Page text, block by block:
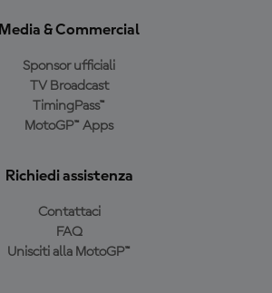
Media & Commercial
Sponsor ufficiali
TV Broadcast
TimingPass™
MotoGP™ Apps
Richiedi assistenza
Contattaci
FAQ
Unisciti alla MotoGP™